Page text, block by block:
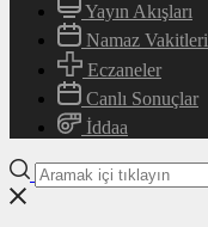
Yayın Akışları
Namaz Vakitleri
Eczaneler
Canlı Sonuçlar
İddaa